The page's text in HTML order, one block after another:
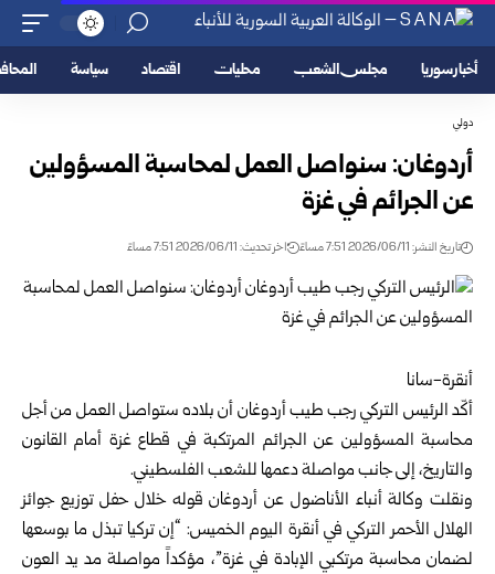
أخبار سوريا مجلس الشعب محليات اقتصاد سياسة
دولي
أردوغان: سنواصل العمل لمحاسبة المسؤولين
عن الجرائم في غزة
تاريخ النشر: 2026/06/11 7:51 مساءً اخر تحديث: 2026/06/11 7:51 مساءً
أنقرة-سانا
أكّدالرئيس التركيرجب طيب أردوغان أن بلاده ستواصل العمل من أجل
محاسبة المسؤولين عن الجرائم المرتكبة في قطاع غزة أمام القانون
والتاريخ، إلى جانب مواصلة دعمها للشعب الفلسطيني.
ونقلت وكالة أنباء الأناضول عن أردوغان قوله خلال حفل توزيع جوائز
الهلال الأحمر التركي في أنقرة اليوم الخميس: “إن تركيا تبذل ما بوسعها
لضمان محاسبة مرتكبي الإبادة في غزة”، مؤكداً مواصلة مد يد العون